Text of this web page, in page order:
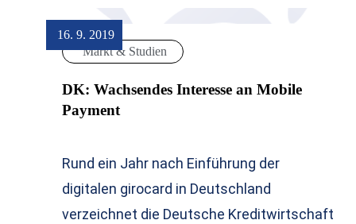
16. 9. 2019
Markt & Studien
DK: Wachsendes Interesse an Mobile
Payment
Rund ein Jahr nach Einführung der
digitalen girocard in Deutschland
verzeichnet die Deutsche Kreditwirtschaft